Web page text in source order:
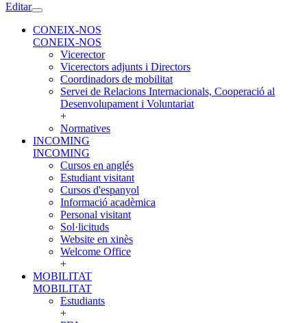
Editar
CONEIX-NOS
CONEIX-NOS
Vicerector
Vicerectors adjunts i Directors
Coordinadors de mobilitat
Servei de Relacions Internacionals, Cooperació al
Desenvolupament i Voluntariat
+
Normatives
INCOMING
INCOMING
Cursos en anglés
Estudiant visitant
Cursos d'espanyol
Informació acadèmica
Personal visitant
Sol·licituds
Website en xinès
Welcome Office
+
MOBILITAT
MOBILITAT
Estudiants
+